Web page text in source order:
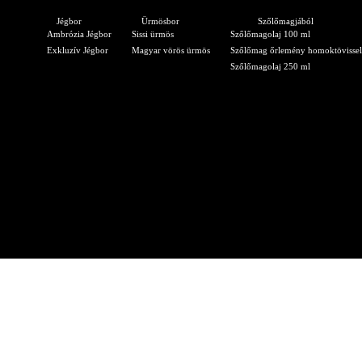
Jégbor
Ambrózia Jégbor
Exkluzív Jégbor
Ürmösbor
Sissi ürmös
Magyar vörös ürmös
Szőlőmagjából
Szőlőmagolaj 100 ml
Szőlőmag őrlemény homoktövissel
Szőlőmagolaj 250 ml